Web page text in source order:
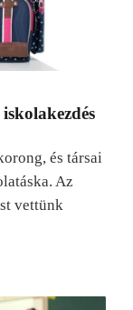
és társai
Az
vettünk